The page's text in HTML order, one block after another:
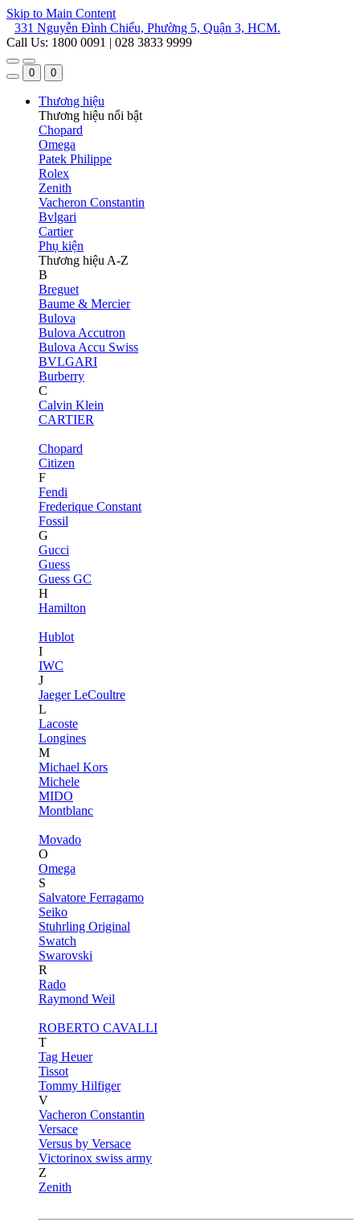
Skip to Main Content
331 Nguyễn Đình Chiểu, Phường 5, Quận 3, HCM.
Call Us: 1800 0091 | 028 3833 9999
0 0
Thương hiệu
Thương hiệu nổi bật
Chopard
Omega
Patek Philippe
Rolex
Zenith
Vacheron Constantin
Bvlgari
Cartier
Phụ kiện
Thương hiệu A-Z
B
Breguet
Baume & Mercier
Bulova
Bulova Accutron
Bulova Accu Swiss
BVLGARI
Burberry
C
Calvin Klein
CARTIER
Chopard
Citizen
F
Fendi
Frederique Constant
Fossil
G
Gucci
Guess
Guess GC
H
Hamilton
Hublot
I
IWC
J
Jaeger LeCoultre
L
Lacoste
Longines
M
Michael Kors
Michele
MIDO
Montblanc
Movado
O
Omega
S
Salvatore Ferragamo
Seiko
Stuhrling Original
Swatch
Swarovski
R
Rado
Raymond Weil
ROBERTO CAVALLI
T
Tag Heuer
Tissot
Tommy Hilfiger
V
Vacheron Constantin
Versace
Versus by Versace
Victorinox swiss army
Z
Zenith